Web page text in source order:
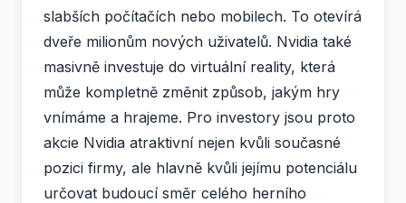
slabších počítačích nebo mobilech. To otevírá
dveře milionům nových uživatelů. Nvidia také
masivně investuje do virtuální reality, která
může kompletně změnit způsob, jakým hry
vnímáme a hrajeme. Pro investory jsou proto
akcie Nvidia atraktivní nejen kvůli současné
pozici firmy, ale hlavně kvůli jejímu potenciálu
určovat budoucí směr celého herního